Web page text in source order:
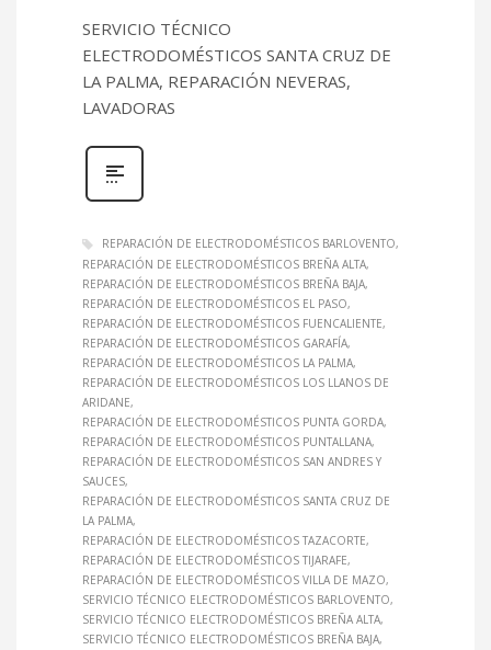
SERVICIO TÉCNICO
ELECTRODOMÉSTICOS SANTA CRUZ DE
LA PALMA, REPARACIÓN NEVERAS,
LAVADORAS
REPARACIÓN DE ELECTRODOMÉSTICOS BARLOVENTO
REPARACIÓN DE ELECTRODOMÉSTICOS BREÑA ALTA
REPARACIÓN DE ELECTRODOMÉSTICOS BREÑA BAJA
REPARACIÓN DE ELECTRODOMÉSTICOS EL PASO
REPARACIÓN DE ELECTRODOMÉSTICOS FUENCALIENTE
REPARACIÓN DE ELECTRODOMÉSTICOS GARAFÍA
REPARACIÓN DE ELECTRODOMÉSTICOS LA PALMA
REPARACIÓN DE ELECTRODOMÉSTICOS LOS LLANOS DE
ARIDANE
REPARACIÓN DE ELECTRODOMÉSTICOS PUNTA GORDA
REPARACIÓN DE ELECTRODOMÉSTICOS PUNTALLANA
REPARACIÓN DE ELECTRODOMÉSTICOS SAN ANDRES Y
SAUCES
REPARACIÓN DE ELECTRODOMÉSTICOS SANTA CRUZ DE
LA PALMA
REPARACIÓN DE ELECTRODOMÉSTICOS TAZACORTE
REPARACIÓN DE ELECTRODOMÉSTICOS TIJARAFE
REPARACIÓN DE ELECTRODOMÉSTICOS VILLA DE MAZO
SERVICIO TÉCNICO ELECTRODOMÉSTICOS BARLOVENTO
SERVICIO TÉCNICO ELECTRODOMÉSTICOS BREÑA ALTA
SERVICIO TÉCNICO ELECTRODOMÉSTICOS BREÑA BAJA